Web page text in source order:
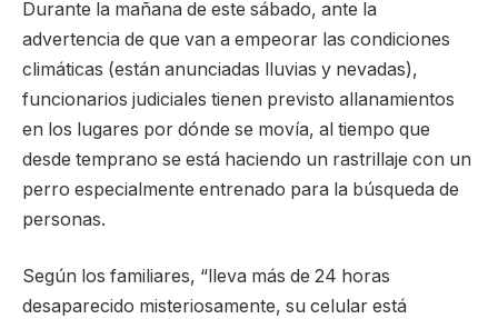
Durante la mañana de este sábado, ante la
advertencia de que van a empeorar las condiciones
climáticas (están anunciadas lluvias y nevadas),
funcionarios judiciales tienen previsto allanamientos
en los lugares por dónde se movía, al tiempo que
desde temprano se está haciendo un rastrillaje con un
perro especialmente entrenado para la búsqueda de
personas.
Según los familiares, “lleva más de 24 horas
desaparecido misteriosamente, su celular está